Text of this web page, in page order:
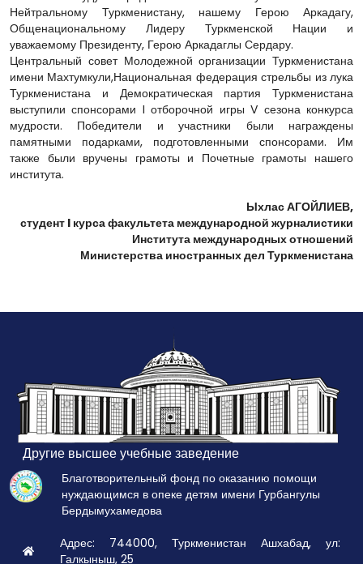
Нейтральному Туркменистану, нашему Герою Аркадагу,
Общенациональному Лидеру Туркменской Нации и
уважаемому Президенту, Герою Аркадаглы Сердару.
Центральный совет Молодежной организации Туркменистана
имени Махтумкули,Национальная федерация стрельбы из лука
Туркменистана и Демократическая партия Туркменистана
выступили спонсорами I отборочной игры V сезона конкурса
мудрости. Победители и участники были награждены
памятными подарками, подготовленными спонсорами. Им
также были вручены грамоты и Почетные грамоты нашего
института.
Ыхлас АГОЙЛИЕВ,
студент I курса факультета международной журналистики
Института международных отношений
Министерства иностранных дел Туркменистана
Другие высшее учебные заведение
Благотворительный фонд по оказанию помощи
нуждающимся в опеке детям имени Гурбангулы
Бердымухамедова
Адрес: 744000, Туркменистан Ашхабад, ул:
Галкыныш, 25